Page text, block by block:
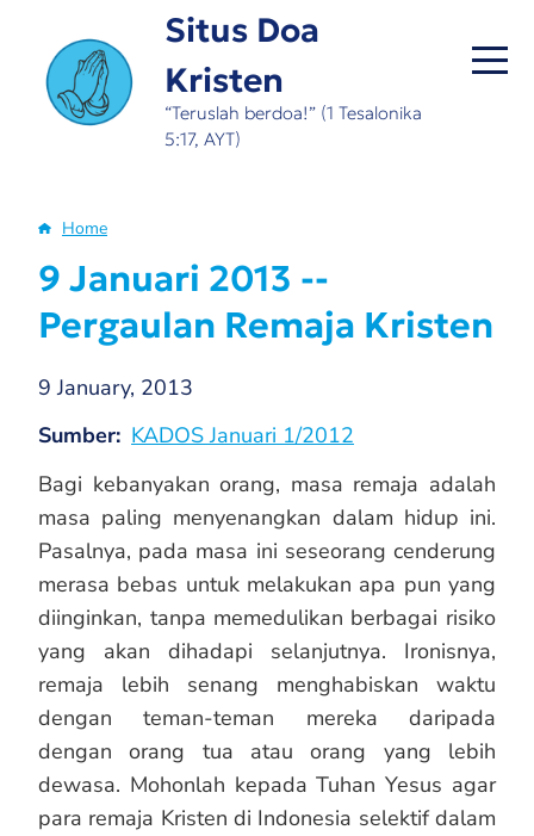
main
content
Situs Doa
Kristen
“Teruslah berdoa!” (1 Tesalonika
5:17, AYT)
Breadcrumb
Home
9 Januari 2013 --
Pergaulan Remaja Kristen
9 January, 2013
Sumber KADOS Januari 1/2012
Bagi kebanyakan orang, masa remaja adalah
masa paling menyenangkan dalam hidup ini.
Pasalnya, pada masa ini seseorang cenderung
merasa bebas untuk melakukan apa pun yang
diinginkan, tanpa memedulikan berbagai risiko
yang akan dihadapi selanjutnya. Ironisnya,
remaja lebih senang menghabiskan waktu
dengan teman-teman mereka daripada
dengan orang tua atau orang yang lebih
dewasa. Mohonlah kepada Tuhan Yesus agar
para remaja Kristen di Indonesia selektif dalam